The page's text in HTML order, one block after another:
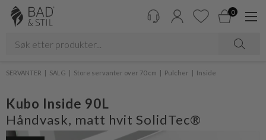
0
SERVANTER SALG Store servanter over 70 cm Pulcher Inside
Kubo Inside 90L
Håndvask, matt hvit SolidTec®